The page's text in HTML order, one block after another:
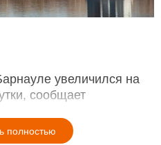
увеличился на
сообщает
полностью